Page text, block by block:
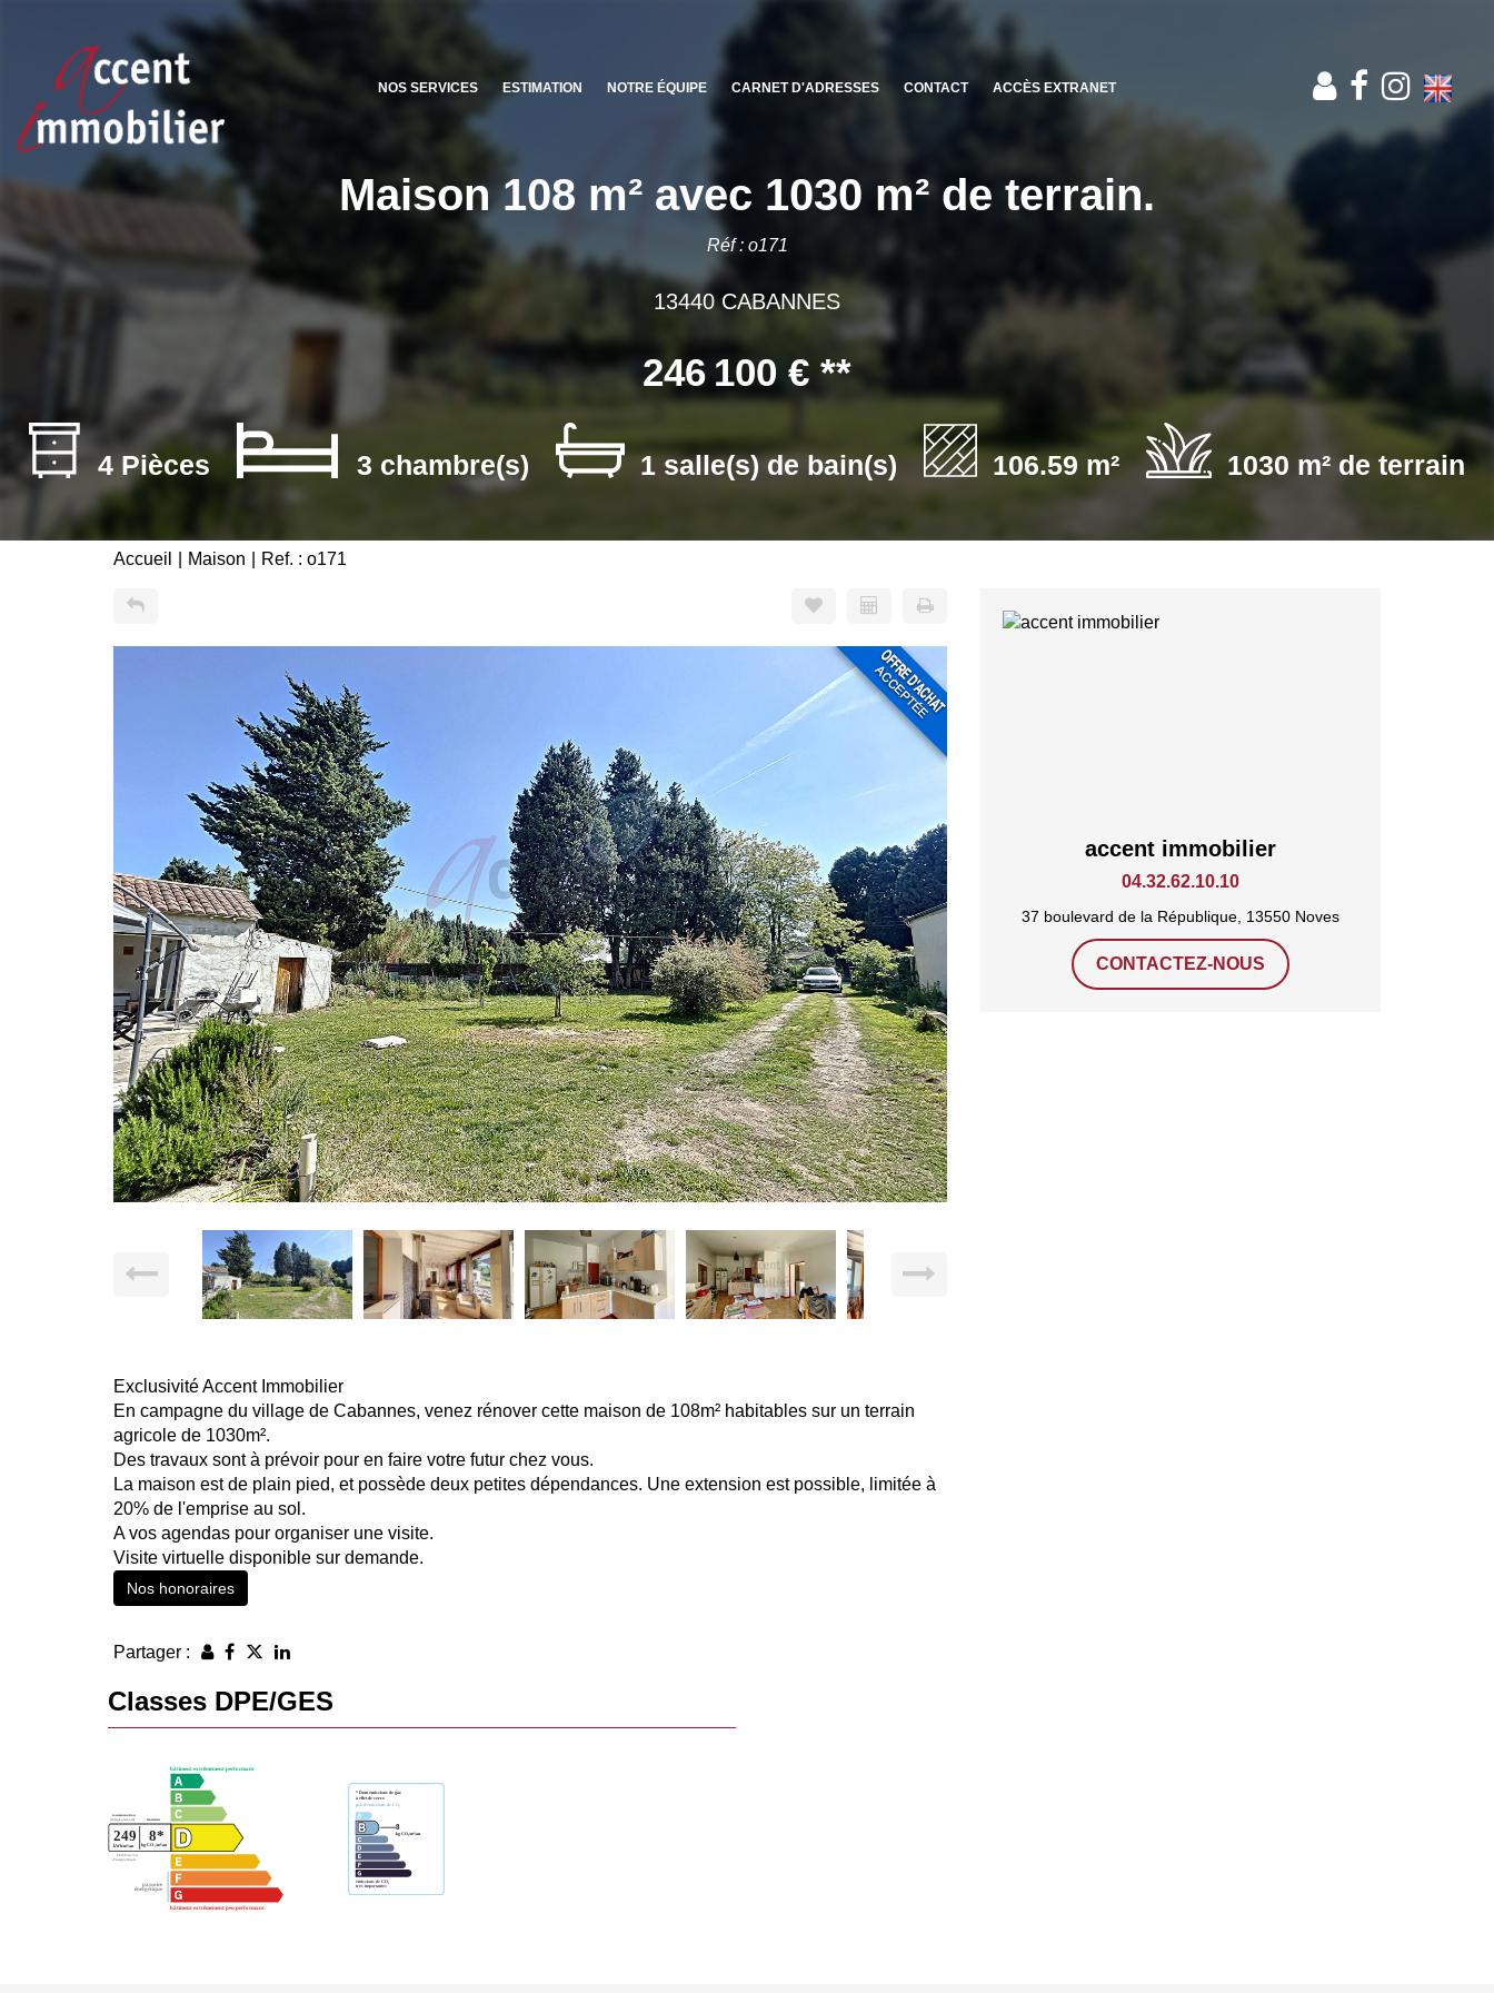
NOS SERVICES ESTIMATION NOTRE ÉQUIPE CARNET D'ADRESSES CONTACT ACCÈS EXTRANET
Maison 108 m² avec 1030 m² de terrain.
Réf : o171
13440 CABANNES
246 100 € **
4 Pièces 3 chambre(s) 1 salle(s) de bain(s) 106.59 m² 1030 m² de terrain
Accueil Maison Ref. : o171
Exclusivité Accent Immobilier
En campagne du village de Cabannes, venez rénover cette maison de 108m² habitables sur un terrain
agricole de 1030m².
Des travaux sont à prévoir pour en faire votre futur chez vous.
La maison est de plain pied, et possède deux petites dépendances. Une extension est possible, limitée à
20% de l'emprise au sol.
A vos agendas pour organiser une visite.
Visite virtuelle disponible sur demande.
Nos honoraires
Partager :
accent immobilier
04.32.62.10.10
37 boulevard de la République, 13550 Noves
CONTACTEZ-NOUS
Classes DPE/GES